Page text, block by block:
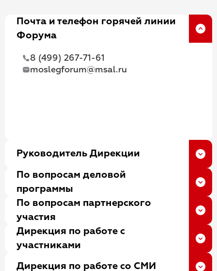
Почта и телефон горячей линии
Форума
8 (499) 267-71-61
moslegforum@msal.ru
Руководитель Дирекции
Мажорина Мария
Викторовна
Руководитель Программы развития,
проректор по стратегическому и
международному развитию, доцент
кафедры международного частного права
кандидат юридических наук, доцент
По вопросам деловой
программы
Никитина Алёна Алексеевна
Директор Центра управления изменениями
Университета имени О.Е. Кутафина (МГЮА)
8 (499) 244-88-88, доб. 2323
moslegforum@msal.ru
По вопросам партнерского
участия
Бендицкая Ольга Игоревна
программ Центра управления изменениями
Дирекция по работе с
участниками
Дирекция по работе со СМИ